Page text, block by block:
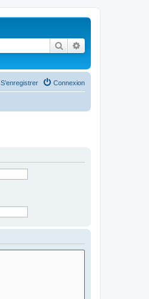
Rechercher
Connexion
S’enregistrer